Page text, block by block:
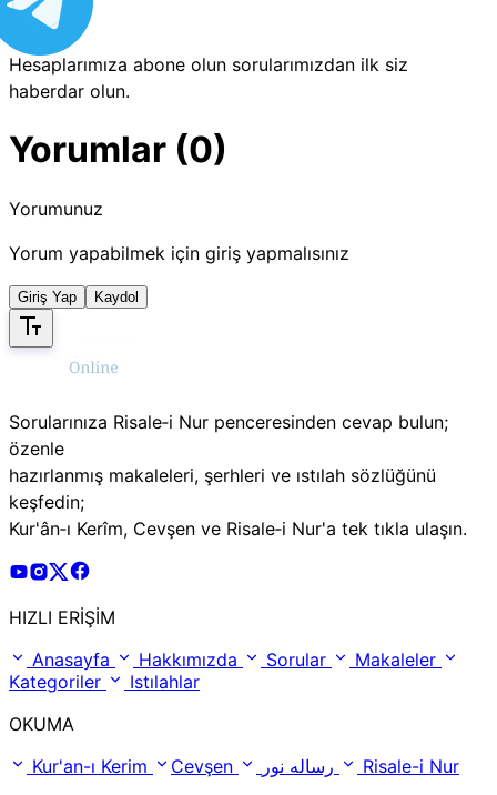
Hesaplarımıza abone olun sorularımızdan ilk siz
haberdar olun.
Yorumlar (0)
Yorumunuz
Yorum yapabilmek için giriş yapmalısınız
Giriş Yap Kaydol
Sorularınıza Risale‑i Nur penceresinden cevap bulun;
özenle
hazırlanmış makaleleri, şerhleri ve ıstılah sözlüğünü
keşfedin;
Kur'ân‑ı Kerîm, Cevşen ve Risale‑i Nur'a tek tıkla ulaşın.
Risale Online Youtube Hesabı
Risale Online Instagram Hesabı
Risale Online X Hesabı
HIZLI ERİŞİM
Anasayfa
Hakkımızda Sorular
Makaleler
Kategoriler
Istılahlar
OKUMA
Kur'an-ı Kerim
Cevşen Risale-i Nur